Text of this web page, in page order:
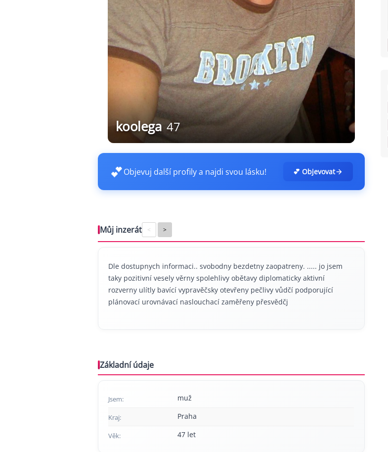
koolega 47
💕Objevuj další profily a najdi svou lásku! 💕 Objevovat
Můj inzerát < >
Dle dostupnych informaci.. svobodny bezdetny zaopatreny. ..... jo jsem
taky pozitivní vesely věrny spolehlivy obětavy diplomaticky aktivní
rozverny ulítly bavící vypravěčsky otevřeny pečlivy vůdčí podporující
plánovací urovnávací naslouchací zaměřeny přesvědčj
Základní údaje
Jsem: muž
Kraj: Praha
Věk: 47 let